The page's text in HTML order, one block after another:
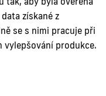
získané z
se s nimi pracuje při
vylepšování produkce.